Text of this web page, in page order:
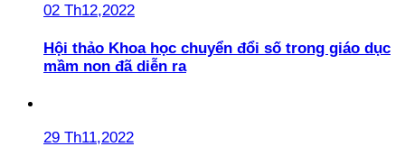
02 Th12,2022
Hội thảo Khoa học chuyển đổi số trong giáo dục
mầm non đã diễn ra
29 Th11,2022